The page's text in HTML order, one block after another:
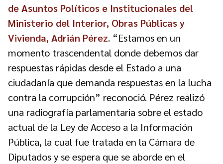
de Asuntos Políticos e Institucionales del
Ministerio del Interior, Obras Públicas y
Vivienda, Adrián Pérez. “Estamos en un
momento trascendental donde debemos dar
respuestas rápidas desde el Estado a una
ciudadanía que demanda respuestas en la lucha
contra la corrupción” reconoció. Pérez realizó
una radiografía parlamentaria sobre el estado
actual de la Ley de Acceso a la Información
Pública, la cual fue tratada en la Cámara de
Diputados y se espera que se aborde en el